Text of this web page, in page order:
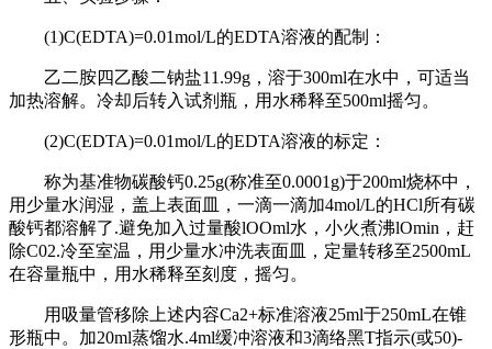
(1)C(EDTA)=0.01mol/L的EDTA溶液的配制：
乙二胺四乙酸二钠盐11.99g，溶于300ml在水中，可适当
加热溶解。冷却后转入试剂瓶，用水稀释至500ml摇匀。
(2)C(EDTA)=0.01mol/L的EDTA溶液的标定：
称为基准物碳酸钙0.25g(称准至0.0001g)于200ml烧杯中，
用少量水润湿，盖上表面皿，一滴一滴加4mol/L的HCl所有碳
酸钙都溶解了.避免加入过量酸lOOml水，小火煮沸lOmin，赶
除C02.冷至室温，用少量水冲洗表面皿，定量转移至2500mL
在容量瓶中，用水稀释至刻度，摇匀。
用吸量管移除上述内容Ca2+标准溶液25ml于250mL在锥
形瓶中。加20ml蒸馏水.4ml缓冲溶液和3滴络黑T指示(或50)-